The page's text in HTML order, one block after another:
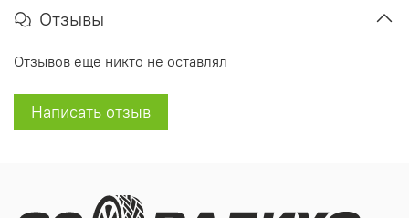
Отзывы
Отзывов еще никто не оставлял
Написать отзыв